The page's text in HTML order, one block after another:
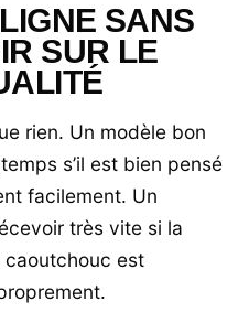
SANS
SUR LE
rien. Un modèle bon
s’il est bien pensé
facilement. Un
très vite si la
caoutchouc est